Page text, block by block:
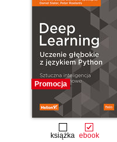
Promocja
książka ebook